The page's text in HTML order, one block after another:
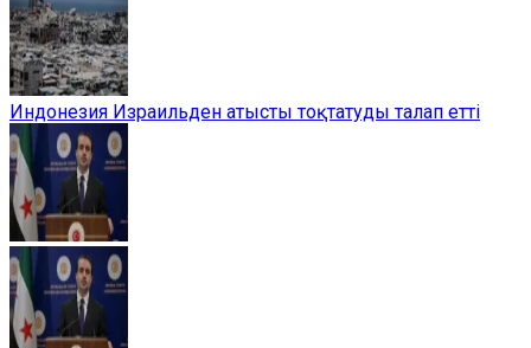
Индонезия Израильден атысты тоқтатуды талап етті